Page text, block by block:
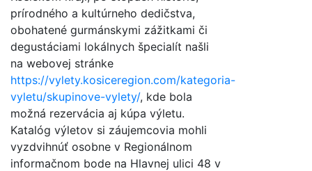
prírodného a kultúrneho dedičstva,
obohatené gurmánskymi zážitkami či
degustáciami lokálnych špecialít našli
na webovej stránke
https://vylety.kosiceregion.com/kategoria-
vyletu/skupinove-vylety/, kde bola
možná rezervácia aj kúpa výletu.
Katalóg výletov si záujemcovia mohli
vyzdvihnúť osobne v Regionálnom
informačnom bode na Hlavnej ulici 48 v